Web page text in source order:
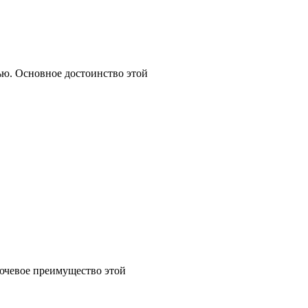
Основное достоинство этой
преимущество этой